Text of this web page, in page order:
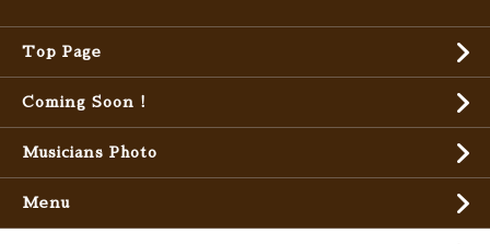
Top Page
Coming Soon !
Musicians Photo
Menu